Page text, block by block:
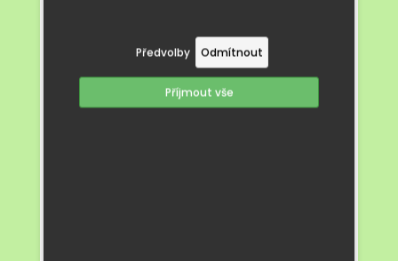
Předvolby Odmítnout
Příjmout vše